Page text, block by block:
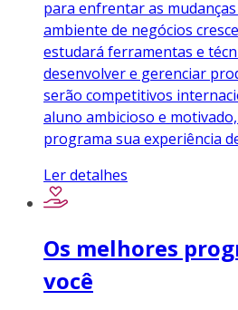
para enfrentar as
ambiente de negócios
estudará ferramentas e
desenvolver e gerenciar
serão competitivos
aluno ambicioso e
programa sua experiência
Ler detalhes
Os melhores
você